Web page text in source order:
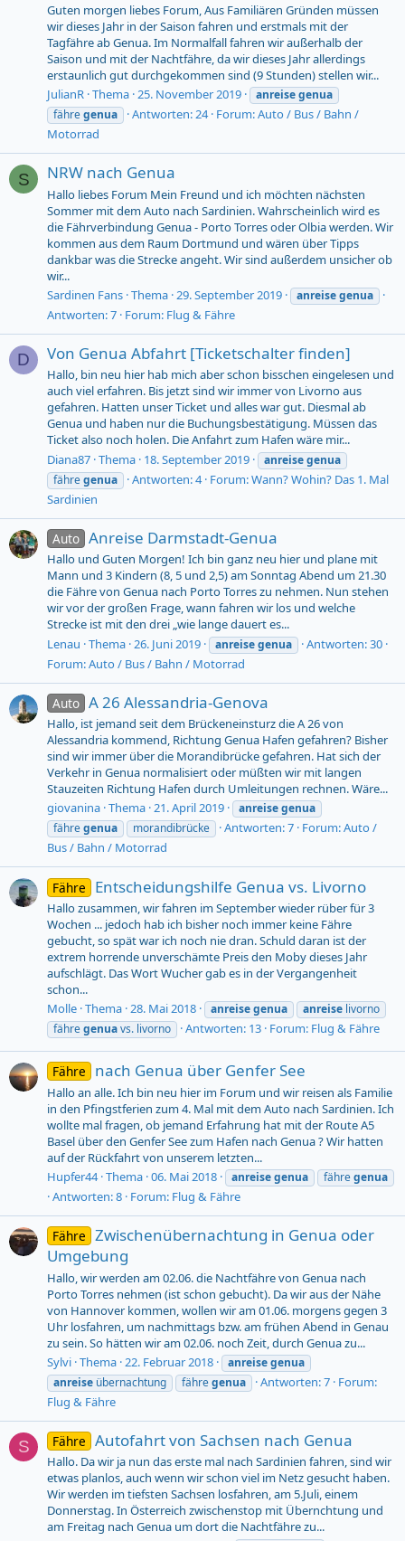
Guten morgen liebes Forum, Aus Familiären Gründen müssen
wir dieses Jahr in der Saison fahren und erstmals mit der
Tagfähre ab Genua. Im Normalfall fahren wir außerhalb der
Saison und mit der Nachtfähre, da wir dieses Jahr allerdings
erstaunlich gut durchgekommen sind (9 Stunden) stellen wir...
JulianR Thema 25. November 2019 anreisegenua
fähregenua Antworten: 24 Forum:Auto / Bus / Bahn /
Motorrad
S NRW nach Genua
Hallo liebes Forum Mein Freund und ich möchten nächsten
Sommer mit dem Auto nach Sardinien. Wahrscheinlich wird es
die Fährverbindung Genua - Porto Torres oder Olbia werden. Wir
kommen aus dem Raum Dortmund und wären über Tipps
dankbar was die Strecke angeht. Wir sind außerdem unsicher ob
wir...
Sardinen Fans Thema 29. September 2019 anreisegenua
Antworten: 7 Forum: Flug & Fähre
D Von Genua Abfahrt [Ticketschalter finden]
Hallo, bin neu hier hab mich aber schon bisschen eingelesen und
auch viel erfahren. Bis jetzt sind wir immer von Livorno aus
gefahren. Hatten unser Ticket und alles war gut. Diesmal ab
Genua und haben nur die Buchungsbestätigung. Müssen das
Ticket also noch holen. Die Anfahrt zum Hafen wäre mir...
Diana87 Thema 18. September 2019 anreisegenua
fähregenua Antworten: 4 Forum:Wann? Wohin? Das 1. Mal
Sardinien
Auto Anreise Darmstadt-Genua
Hallo und Guten Morgen! Ich bin ganz neu hier und plane mit
Mann und 3 Kindern (8, 5 und 2,5) am Sonntag Abend um 21.30
die Fähre von Genua nach Porto Torres zu nehmen. Nun stehen
wir vor der großen Frage, wann fahren wir los und welche
Strecke ist mit den drei „wie lange dauert es...
Lenau Thema 26. Juni 2019 anreisegenua
Antworten: 30
Forum:Auto / Bus / Bahn / Motorrad
Auto A 26 Alessandria-Genova
Hallo, ist jemand seit dem Brückeneinsturz die A 26 von
Alessandria kommend, Richtung Genua Hafen gefahren? Bisher
sind wir immer über die Morandibrücke gefahren. Hat sich der
Verkehr in Genua normalisiert oder müßten wir mit langen
Stauzeiten Richtung Hafen durch Umleitungen rechnen. Wäre...
giovanina Thema 21. April 2019 anreisegenua
fähregenua morandibrücke Antworten: 7 Forum:Auto /
Bus / Bahn / Motorrad
Fähre Entscheidungshilfe Genua vs. Livorno
Hallo zusammen, wir fahren im September wieder rüber für 3
Wochen ... jedoch hab ich bisher noch immer keine Fähre
gebucht, so spät war ich noch nie dran. Schuld daran ist der
extrem horrende unverschämte Preis den Moby dieses Jahr
aufschlägt. Das Wort Wucher gab es in der Vergangenheit
schon...
Molle Thema 28. Mai 2018 anreisegenua anreise livorno
fähregenuavs. livorno Antworten: 13 Forum: Flug & Fähre
Fähre nach Genua über Genfer See
Hallo an alle. Ich bin neu hier im Forum und wir reisen als Familie
in den Pfingstferien zum 4. Mal mit dem Auto nach Sardinien. Ich
wollte mal fragen, ob jemand Erfahrung hat mit der Route A5
Basel über den Genfer See zum Hafen nach Genua ? Wir hatten
auf der Rückfahrt von unserem letzten...
Hupfer44 Thema 06. Mai 2018 anreisegenua fähregenua
Antworten: 8 Forum: Flug & Fähre
Fähre Zwischenübernachtung in Genua oder
Umgebung
Hallo, wir werden am 02.06. die Nachtfähre von Genua nach
Porto Torres nehmen (ist schon gebucht). Da wir aus der Nähe
von Hannover kommen, wollen wir am 01.06. morgens gegen 3
Uhr losfahren, um nachmittags bzw. am frühen Abend in Genau
zu sein. So hätten wir am 02.06. noch Zeit, durch Genua zu...
Sylvi Thema 22. Februar 2018 anreisegenua
anreise übernachtung fähregenua Antworten: 7 Forum:
Flug & Fähre
S Fähre Autofahrt von Sachsen nach Genua
Hallo. Da wir ja nun das erste mal nach Sardinien fahren, sind wir
etwas planlos, auch wenn wir schon viel im Netz gesucht haben.
Wir werden im tiefsten Sachsen losfahren, am 5.Juli, einem
Donnerstag. In Österreich zwischenstop mit Übernchtung und
am Freitag nach Genua um dort die Nachtfähre zu...